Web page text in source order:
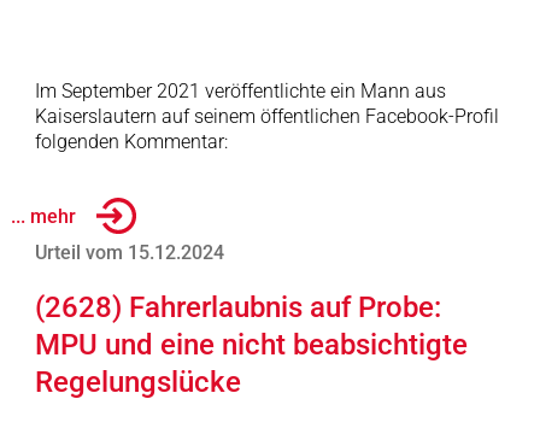
Im September 2021 veröffentlichte ein Mann aus
Kaiserslautern auf seinem öffentlichen Facebook-Profil
folgenden Kommentar:
... mehr
Urteil vom 15.12.2024
(2628) Fahrerlaubnis auf Probe:
MPU und eine nicht beabsichtigte
Regelungslücke